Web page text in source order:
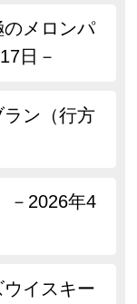
メロンパ
日－
ン（行方
－2026年4
イスキー